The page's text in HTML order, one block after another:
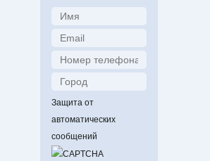
Защита от
автоматических
сообщений